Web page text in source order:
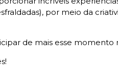
por meio da
de mais esse momento